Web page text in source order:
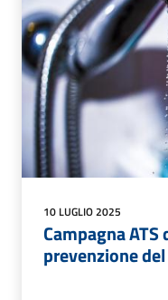
10 LUGLIO 2025
Campagna
prevenzione